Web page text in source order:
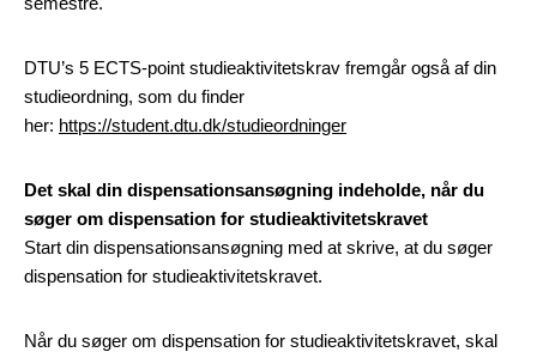
DTU’s 5 ECTS-point studieaktivitetskrav fremgår også af din
studieordning, som du finder
her: https://student.dtu.dk/studieordninger
Det skal din dispensationsansøgning indeholde, når du
søger om dispensation for studieaktivitetskravet
Start din dispensationsansøgning med at skrive, at du søger
dispensation for studieaktivitetskravet.
Når du søger om dispensation for studieaktivitetskravet, skal